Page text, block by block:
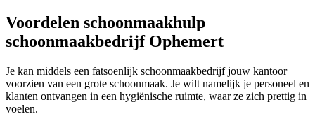
Voordelen schoonmaakhulp
schoonmaakbedrijf Ophemert
Je kan middels een fatsoenlijk schoonmaakbedrijf jouw kantoor
voorzien van een grote schoonmaak. Je wilt namelijk je personeel en
klanten ontvangen in een hygiënische ruimte, waar ze zich prettig in
voelen.